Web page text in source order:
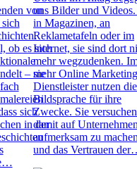
von
ob es sich
– sie
sich
in der
uns Bilder und
in Magazinen, an
Reklametafeln oder im
Internet, sie sind dort
mehr wegzudenken.
mehr Online
Dienstleister nutzen die
Bildsprache für ihre
Zwecke. Sie versuchen
damit auf
aufmerksam zu
und das Vertrauen